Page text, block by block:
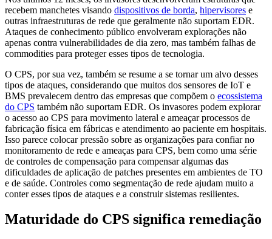
recebem manchetes visando dispositivos de borda, hipervisores e
outras infraestruturas de rede que geralmente não suportam EDR.
Ataques de conhecimento público envolveram explorações não
apenas contra vulnerabilidades de dia zero, mas também falhas de
commodities para proteger esses tipos de tecnologia.
O CPS, por sua vez, também se resume a se tornar um alvo desses
tipos de ataques, considerando que muitos dos sensores de IoT e
BMS prevalecem dentro das empresas que compõem o ecossistema
do CPS também não suportam EDR. Os invasores podem explorar
o acesso ao CPS para movimento lateral e ameaçar processos de
fabricação física em fábricas e atendimento ao paciente em hospitais.
Isso parece colocar pressão sobre as organizações para confiar no
monitoramento de rede e ameaças para CPS, bem como uma série
de controles de compensação para compensar algumas das
dificuldades de aplicação de patches presentes em ambientes de TO
e de saúde. Controles como segmentação de rede ajudam muito a
conter esses tipos de ataques e a construir sistemas resilientes.
Maturidade do CPS significa remediação